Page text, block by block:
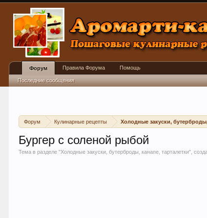
Форум Кулинарные рецепты Холодные закуски,
Бургер с соленой рыбой
Тема в разделе "Холодные закуски, бутерброды, канапе, тарталетки",
Форум
Последние сообщения
Правила Форума Помощь